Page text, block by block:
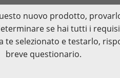
nuovo prodotto,
se hai tutti i
te selezionato e testarlo,
breve questionario.